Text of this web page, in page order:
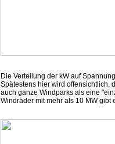
Die Verteilung der kW auf
Spätestens hier wird offensichtlich,
auch ganze Windparks als eine
Windräder mit mehr als 10 MW gibt